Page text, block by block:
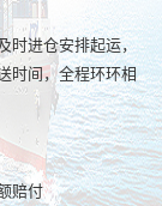
时进仓安排起运，
时间，全程环环相
赔付